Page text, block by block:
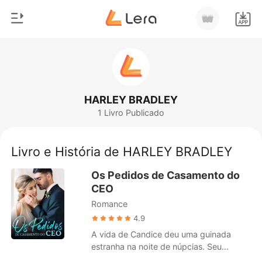
Baixar App
Lobisomem
Romance
Bilionários
Ranking
HARLEY BRADLEY
1 Livro Publicado
Livro e História de HARLEY BRADLEY
Os Pedidos de Casamento do
CEO
Romance
4.9
A vida de Candice deu uma guinada
estranha na noite de núpcias. Seu